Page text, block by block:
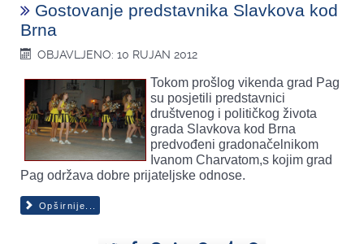
Gostovanje predstavnika Slavkova kod
Brna
OBJAVLJENO: 10 RUJAN 2012
Tokom prošlog vikenda grad Pag
su posjetili predstavnici
društvenog i političkog života
grada Slavkova kod Brna
predvođeni gradonačelnikom
Ivanom Charvatom,s kojim grad
Pag održava dobre prijateljske odnose.
Opširnije...